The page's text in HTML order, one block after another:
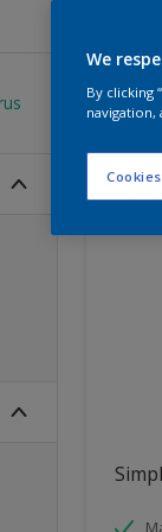
We
By clicking
navigation,